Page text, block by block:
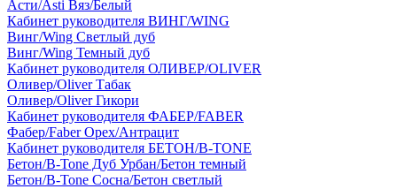
Асти/Asti Вяз/Белый
Кабинет руководителя ВИНГ/WING
Винг/Wing Светлый дуб
Винг/Wing Темный дуб
Кабинет руководителя ОЛИВЕР/OLIVER
Оливер/Oliver Табак
Оливер/Oliver Гикори
Кабинет руководителя ФАБЕР/FABER
Фабер/Faber Орех/Антрацит
Кабинет руководителя БЕТОН/B-TONE
Бетон/B-Tone Дуб Урбан/Бетон темный
Бетон/B-Tone Сосна/Бетон светлый